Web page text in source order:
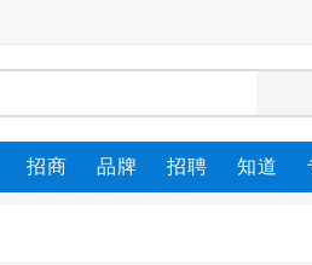
招商 品牌 招聘 知道